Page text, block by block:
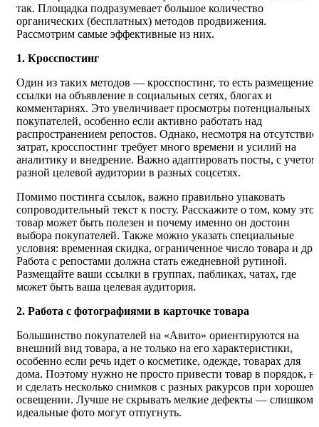
так. Площадка подразумевает большое количество
органических (бесплатных) методов продвижения.
Рассмотрим самые эффективные из них.
1. Кросспостинг
Один из таких методов — кросспостинг, то есть размещение
ссылки на объявление в социальных сетях, блогах и
комментариях. Это увеличивает просмотры потенциальных
покупателей, особенно если активно работать над
распространением репостов. Однако, несмотря на отсутствие
затрат, кросспостинг требует много времени и усилий на
аналитику и внедрение. Важно адаптировать посты, с учетом
разной целевой аудитории в разных соцсетях.
Помимо постинга ссылок, важно правильно упаковать
сопроводительный текст к посту. Расскажите о том, кому этот
товар может быть полезен и почему именно он достоин
выбора покупателей. Также можно указать специальные
условия: временная скидка, ограниченное число товара и др.
Работа с репостами должна стать ежедневной рутиной.
Размещайте ваши ссылки в группах, пабликах, чатах, где
может быть ваша целевая аудитория.
2. Работа с фотографиями в карточке товара
Большинство покупателей на «Авито» ориентируются на
внешний вид товара, а не только на его характеристики,
особенно если речь идет о косметике, одежде, товарах для
дома. Поэтому нужно не просто привести товар в порядок,
и сделать несколько снимков с разных ракурсов при хорошем
освещении. Лучше не скрывать мелкие дефекты — слишком
идеальные фото могут отпугнуть.